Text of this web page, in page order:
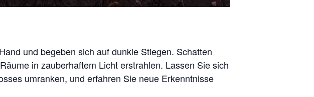
und begeben sich auf dunkle Stiegen. Schatten
in zauberhaftem Licht erstrahlen. Lassen Sie sich
umranken, und erfahren Sie neue Erkenntnisse